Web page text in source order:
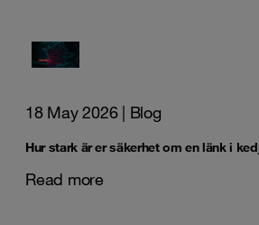
18 May 2026| Blog
Hur stark är er säkerhet om en länk i
Read more